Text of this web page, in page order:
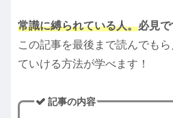
常識に縛られている人。必見で
この記事を最後まで読んでも
ていける方法が学べます！
記事の内容